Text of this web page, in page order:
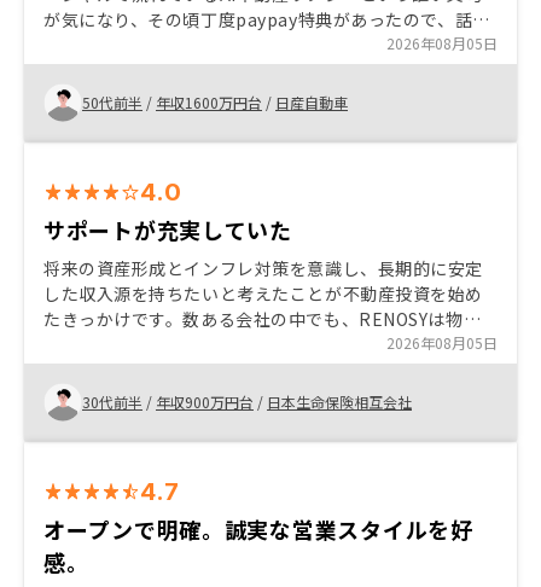
が気になり、その頃丁度paypay特典があったので、話を
聞いてみました。その中で自分の会社の名声を利用して
銀行から融資を受けて投資が出来るという説明を受け購
入に至りました。
2026年08月05日
50代前半 / 年収1600万円台 / 日産自動車
4.0
サポートが充実していた
将来の資産形成とインフレ対策を意識し、長期的に安定
した収入源を持ちたいと考えたことが不動産投資を始め
たきっかけです。数ある会社の中でも、RENOSYは物件
提案から契約、管理までの流れが分かりやすく、担当者
の説明も丁寧だったため安心感がありました。また、ア
プリで資産状況を確認できる点や、初心者向けのサポー
ト体制が充実していたことも購入を決めた理由です。こ
れから検討される方には、短期的な利益だけでなく、長
いです。
2026年08月05日
30代前半 / 年収900万円台 / 日本生命保険相互会社
4.7
オープンで明確。誠実な営業スタイルを好
感。